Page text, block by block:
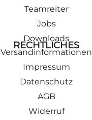
Teamreiter
Jobs
Downloads
RECHTLICHES
Versandinformationen
Impressum
Datenschutz
AGB
Widerruf